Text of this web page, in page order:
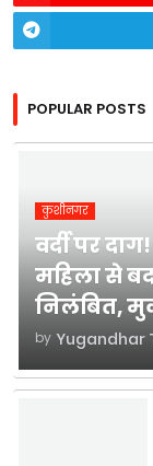
POPULAR POSTS
कुशीनगर
वर्दी पर
महिला से
निलंबित,
by Yugandhar